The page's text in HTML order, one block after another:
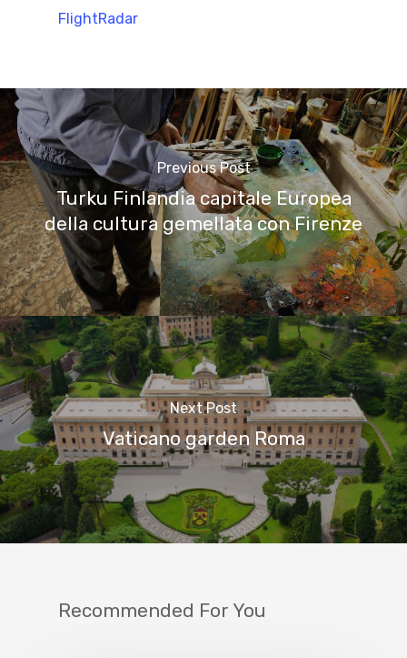
FlightRadar
Previous Post
Turku Finlandia capitale Europea
della cultura gemellata con Firenze
Next Post
Vaticano garden Roma
Recommended For You